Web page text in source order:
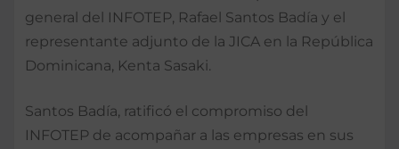
general del INFOTEP, Rafael Santos Badía y el
representante adjunto de la JICA en la República
Dominicana, Kenta Sasaki.
Santos Badía, ratificó el compromiso del
INFOTEP de acompañar a las empresas en sus